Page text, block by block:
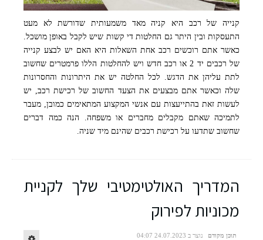
קנייה של רכב היא קניה מאד משמעותית שדורשת לא מעט
התעסקות ובין היתר גם החלטות די קשות שיש לקבל באופן מושכל.
כאשר אתם רוכשים רכב אחת השאלות היא האם יש לבצע קנייה
של רכבים יד 2 או רכב חדש ויש להחלטות הללו פרמטרים שחשוב
לתת עליהן את הדגש. לכל החלטה יש את היתרונות והחסרונות
שלה וכאשר אתם מבצעים את הצעד החשוב של רכישת רכב, יש
לעשות זאת בהתייעצות עם אנשי המקצוע המתאימים כמובן, מעבר
לתמיכה שאתם מקבלים מחברים או משפחה. הנה כמה דברים
שחשוב שתדעו על רכישת רכבים שהינם מיד שניה.
המדריך האולטימטיבי שלך לקניית
מכוניות לפירוק
תוכן מקודם נוצר ב 24.07.2023 04:07